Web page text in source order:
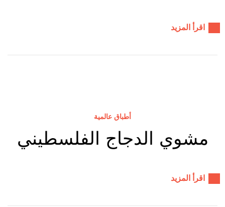
اقرأ المزيد
أطباق عالمية
مشوي الدجاج الفلسطيني
اقرأ المزيد